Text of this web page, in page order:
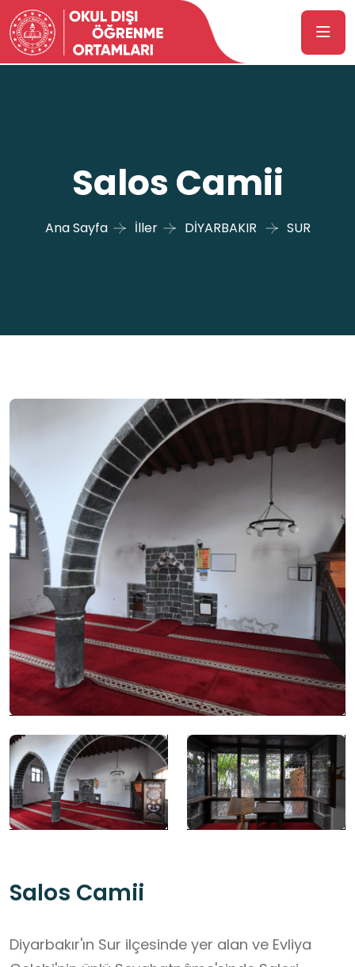
Salos Camii
Ana Sayfa İller DİYARBAKIR SUR
Salos Camii
Diyarbakır'ın Sur ilçesinde yer alan ve Evliya